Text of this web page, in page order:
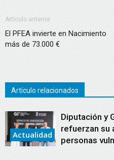
Artículo anterior
El PFEA invierte en Nacimiento
más de 73.000 €
Artículo relacionados
Actualidad
Diputación y
refuerzan su
personas